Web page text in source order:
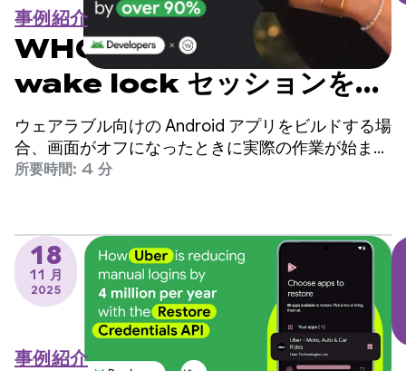
事例紹介
WHOOP が過剰な部分
wake lock セッションを
90% 以上削減した方法
ウェアラブル向けの Android アプリをビルドする場
合、画面がオフになったときに実際の作業が始まり
ます。
所要時間: 4 分
18
11 月
2025
事例紹介